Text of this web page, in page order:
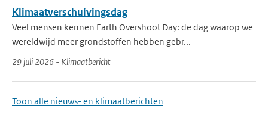
Klimaatverschuivingsdag
Veel mensen kennen Earth Overshoot Day: de dag waarop we
wereldwijd meer grondstoffen hebben gebr...
29 juli 2026 - Klimaatbericht
Toon alle nieuws- en klimaatberichten